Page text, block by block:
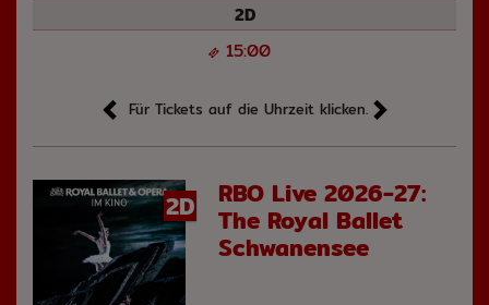
2D
15:00
Für Tickets auf die Uhrzeit klicken.
2D RBO Live 2026-27:
The Royal Ballet
Schwanensee